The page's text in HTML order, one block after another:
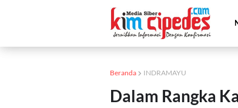
Beranda INDRAMAYU
Dalam Rangka